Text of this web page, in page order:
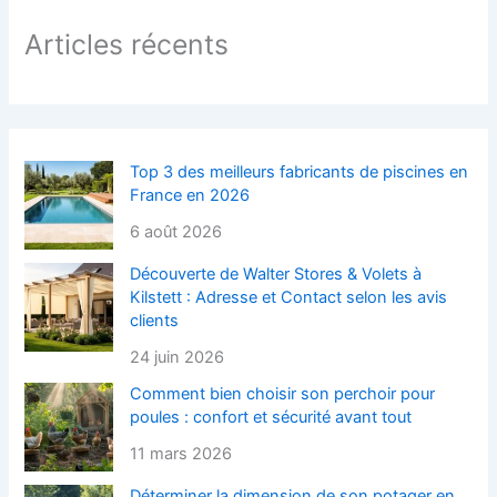
Articles récents
Top 3 des meilleurs fabricants de piscines en
France en 2026
6 août 2026
Découverte de Walter Stores & Volets à
Kilstett : Adresse et Contact selon les avis
clients
24 juin 2026
Comment bien choisir son perchoir pour
poules : confort et sécurité avant tout
11 mars 2026